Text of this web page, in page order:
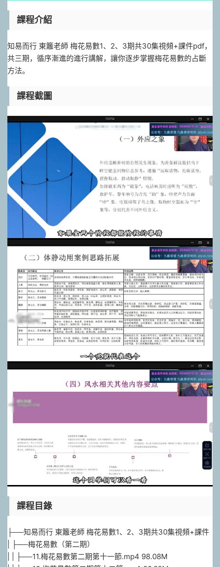
課程介紹
知易而行 東籬老師 梅花易數1、2、3期共30集視頻+課件pdf，
共三期，循序漸進的進行講解，讓你逐步掌握梅花易數的占斷
方法。
課程截圖
課程目錄
├──知易而行 東籬老師 梅花易數1、2、3期共30集視頻+課件
| ├──梅花易數（第二期）
| | ├──11.梅花易數第二期第十一節.mp4 98.08M